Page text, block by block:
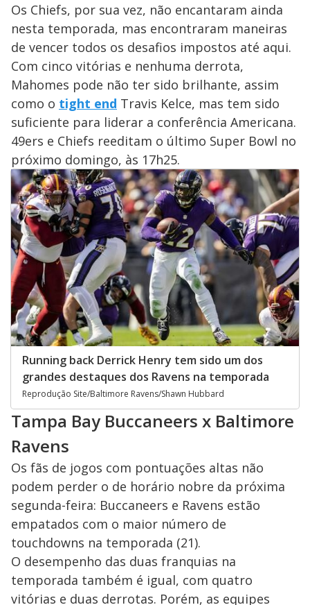
Os Chiefs, por sua vez, não encantaram ainda
nesta temporada, mas encontraram maneiras
de vencer todos os desafios impostos até aqui.
Com cinco vitórias e nenhuma derrota,
Mahomes pode não ter sido brilhante, assim
como o tight end Travis Kelce, mas tem sido
suficiente para liderar a conferência Americana.
49ers e Chiefs reeditam o último Super Bowl no
próximo domingo, às 17h25.
Running back Derrick Henry tem sido um dos
grandes destaques dos Ravens na temporada
Reprodução Site/Baltimore Ravens/Shawn Hubbard
Tampa Bay Buccaneers x Baltimore
Ravens
Os fãs de jogos com pontuações altas não
podem perder o de horário nobre da próxima
segunda-feira: Buccaneers e Ravens estão
empatados com o maior número de
touchdowns na temporada (21).
O desempenho das duas franquias na
temporada também é igual, com quatro
vitórias e duas derrotas. Porém, as equipes